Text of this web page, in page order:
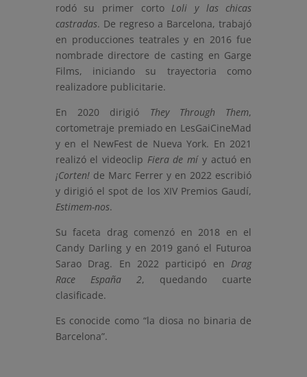
rodó su primer corto Loli y las chicas
castradas. De regreso a Barcelona, trabajó
en producciones teatrales y en 2016 fue
nombrade directore de casting en Garge
Films, iniciando su trayectoria como
realizadore publicitarie.
En 2020 dirigió They Through Them,
cortometraje premiado en LesGaiCineMad
y en el NewFest de Nueva York. En 2021
realizó el videoclip Fiera de míy actuó en
¡Corten!de Marc Ferrer y en 2022 escribió
y dirigió el spot de los XIV Premios Gaudí,
Estimem-nos.
Su faceta drag comenzó en 2018 en el
Candy Darling y en 2019 ganó el Futuroa
Sarao Drag. En 2022 participó en Drag
Race España 2, quedando cuarte
clasificade.
Es conocide como “la diosa no binaria de
Barcelona”.